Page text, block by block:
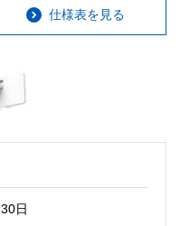
仕様表を見る
日